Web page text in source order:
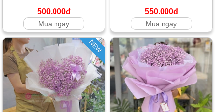
500.000đ
Mua ngay
550.000đ
Mua ngay
NEW